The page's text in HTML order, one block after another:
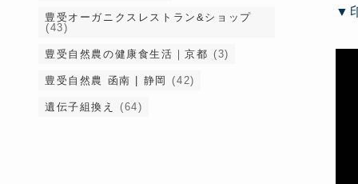
▼
豊受オーガニクスレストラン&ショップ
(43)
豊受自然農の健康食生活｜京都 (3)
豊受自然農 函南 | 静岡 (42)
遺伝子組換え (64)